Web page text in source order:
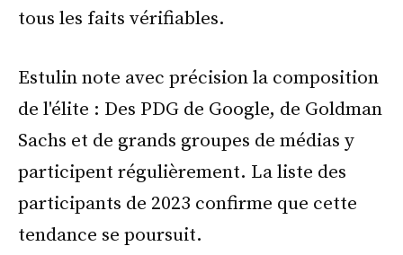
tous les faits vérifiables.
Estulin note avec précision la composition
de l'élite : Des PDG de Google, de Goldman
Sachs et de grands groupes de médias y
participent régulièrement. La liste des
participants de 2023 confirme que cette
tendance se poursuit.